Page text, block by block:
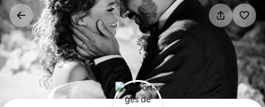
Aller
directement
au
contenu